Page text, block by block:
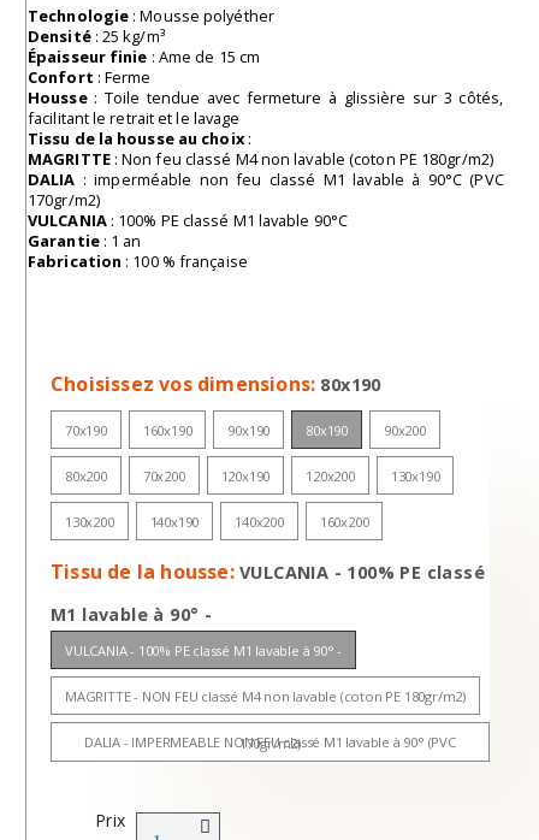
Technologie : Mousse polyéther
Densité: 25 kg/m³
Épaisseur finie : Ame de 15 cm
Confort : Ferme
Housse: Toile tendue avec fermeture à glissière sur 3 côtés,
facilitant le retrait et le lavage
Tissu de la housse au choix:
MAGRITTE: Non feu classé M4 non lavable (coton PE 180gr/m2)
DALIA : imperméable non feu classé M1 lavable à 90°C (PVC
170gr/m2)
VULCANIA: 100% PE classé M1 lavable 90°C
Garantie: 1 an
Fabrication : 100 % française
Choisissez vos dimensions 80x190
70x190 160x190 90x190 80x190 90x200
80x200 70x200 120x190 120x200 130x190
130x200 140x190 140x200 160x200
Tissu de la housse VULCANIA - 100% PE classé
M1 lavable à 90° -
VULCANIA - 100% PE classé M1 lavable à 90° -
MAGRITTE - NON FEU classé M4 non lavable (coton PE 180gr/m2)
DALIA - IMPERMEABLE NON FEU classé M1 lavable à 90° (PVC 170gr/m2)
Prix